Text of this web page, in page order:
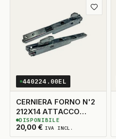
440224.00EL
CERNIERA FORNO N'2
212X14 ATTACCO
POSTERIORE
20,00€ IVA INCL.
2DISPONIBILI
DISPONIBILE